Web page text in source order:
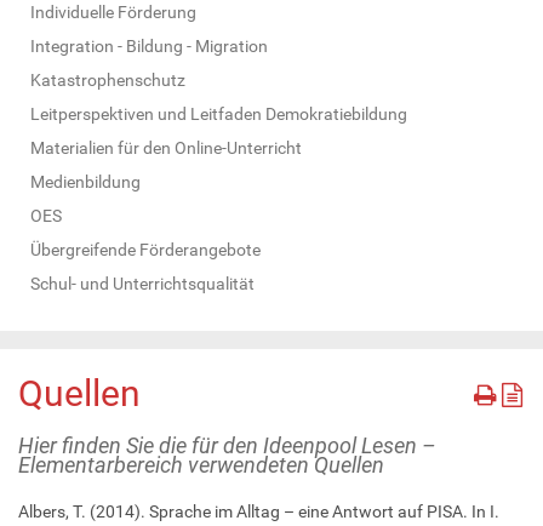
Individuelle Förderung
Integration - Bildung - Migration
Katastrophenschutz
Leitperspektiven und Leitfaden Demokratiebildung
Materialien für den Online-Unterricht
Medienbildung
OES
Übergreifende Förderangebote
Schul- und Unterrichtsqualität
Quellen
Hier finden Sie die für den Ideenpool Lesen –
Elementarbereich verwendeten Quellen
Albers, T. (2014). Sprache im Alltag – eine Antwort auf PISA. In I.